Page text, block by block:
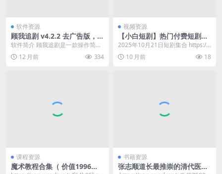
软件资源
顾我追剧 v4.2.2 去广告版，全
方位满足您的多元观影需求
软件简介 顾我追剧是一款操作简
便、体验流畅的追剧利器，让您轻
松遨游于海量影视作品...
12 月前 334
视频资源
【小白短剧】热门付费短剧资
源分享2025年10月21日 93部
2025年10月21日短剧集合 https://
pan.quark.cn/s/3...
10 月前 18
课程资源
魔术教程合集（ 价值1996
书籍资源
张志顺道长最推崇的清代医家